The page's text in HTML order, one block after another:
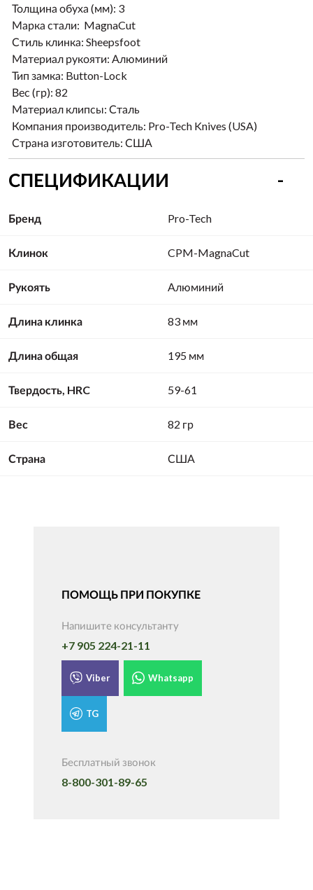
Толщина обуха (мм): 3
Марка стали: MagnaCut
Стиль клинка: Sheepsfoot
Материал рукояти: Алюминий
Тип замка: Button-Lock
Вес (гр): 82
Материал клипсы: Сталь
Компания производитель: Pro-Tech Knives (USA)
Страна изготовитель: США
СПЕЦИФИКАЦИИ
Бренд Pro-Tech
Клинок CPM-MagnaCut
Рукоять Алюминий
Длина клинка 83 мм
Длина общая 195 мм
Твердость, HRC 59-61
Вес 82 гр
Страна США
ПОМОЩЬ ПРИ ПОКУПКЕ
Напишите консультанту
+7 905 224-21-11
Viber Whatsapp
TG
Бесплатный звонок
8-800-301-89-65